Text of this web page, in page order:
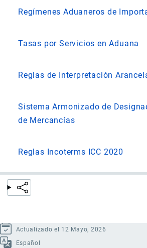
Regímenes Aduaneros de
Tasas por Servicios en Aduana
Reglas de Interpretación
Sistema Armonizado de
de Mercancías
Reglas Incoterms ICC 2020
Actualizado el 12 Mayo, 2026
Español